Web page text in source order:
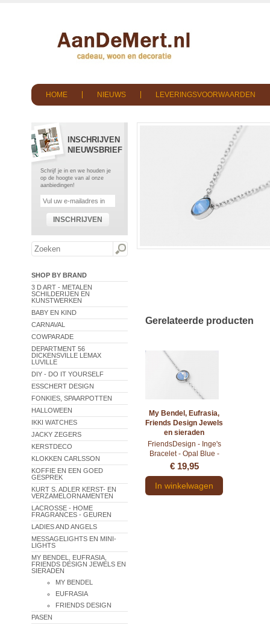
HOME NIEUWS LEVERINGSVOORWAARDEN
INSCHRIJVEN
NIEUWSBRIEF
Schrijf je in en we houden je
op de hoogte van al onze
aanbiedingen!
INSCHRIJVEN
SHOP BY BRAND
3 D ART - METALEN
SCHILDERIJEN EN
KUNSTWERKEN
BABY EN KIND
CARNAVAL
COWPARADE
DEPARTMENT 56
DICKENSVILLE LEMAX
LUVILLE
DIY - DO IT YOURSELF
ESSCHERT DESIGN
FONKIES, SPAARPOTTEN
HALLOWEEN
IKKI WATCHES
JACKY ZEGERS
KERSTDECO
KLOKKEN CARLSSON
KOFFIE EN EEN GOED
GESPREK
KURT S. ADLER KERST- EN
VERZAMELORNAMENTEN
LACROSSE - HOME
FRAGRANCES - GEUREN
LADIES AND ANGELS
MESSAGELIGHTS EN MINI-
LIGHTS
MY BENDEL, EUFRASIA,
FRIENDS DESIGN JEWELS EN
SIERADEN
MY BENDEL
EUFRASIA
FRIENDS DESIGN
PASEN
Gerelateerde producten
My Bendel, Eufrasia,
Friends Design Jewels
en sieraden
FriendsDesign - Inge's
Bracelet - Opal Blue -
Deze armband is in
lengte verstelbaar van
16cm tot 19cm - Onze
sieraden zijn gemaakt
€ 19,95
In winkelwagen